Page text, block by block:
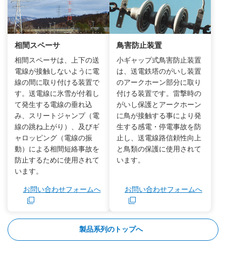
相間スペーサ
相間スペーサは、上下の送
電線が接触しないように電
線の間に取り付ける装置で
す。送電線に氷雪が付着し
て発生する電線の垂れ込
み、スリートジャンプ（電
線の跳ね上がり）、及びギ
ャロッピング（電線の振
動）による相間短絡事故を
防止するために使用されて
います。
お問い合わせフォームへ
鳥害防止装置
小ギャップ式鳥害防止装置
は、送電鉄塔のがいし装置
のアークホーン部分に取り
付ける装置です。雷撃時の
がいし保護とアークホーン
に鳥が接触する事により発
生する感電・停電事故を防
止し、送電線路信頼性向上
と鳥類の保護に使用されて
います。
お問い合わせフォームへ
製品系列のトップへ